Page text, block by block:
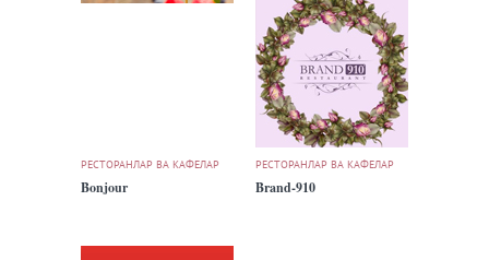
РЕСТОРАНЛАР ВА КАФЕЛАР
Bonjour
РЕСТОРАНЛАР ВА КАФЕЛАР
Brand-910